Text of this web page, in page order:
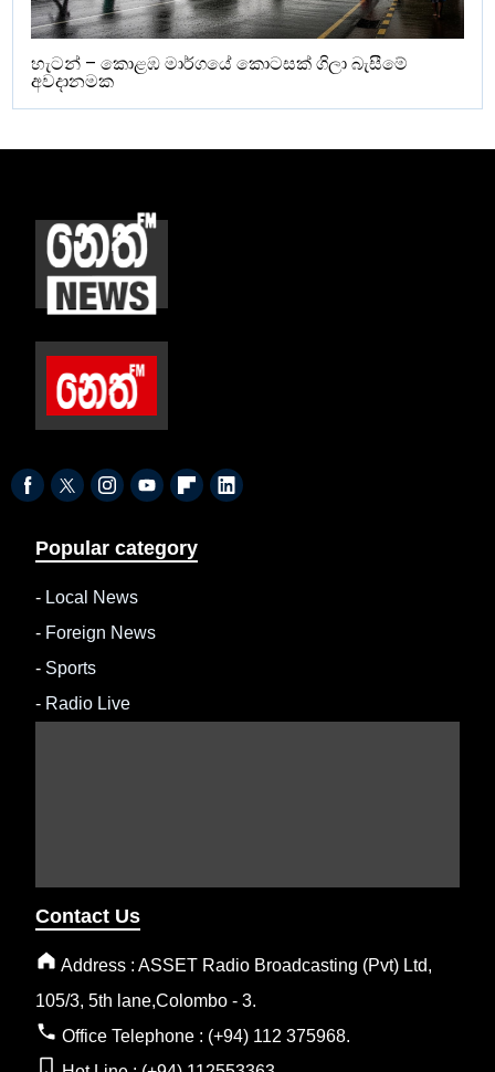
හැටන් – කොළඹ මාර්ගයේ කොටසක් ගිලා බැසීමේ
අවදානමක
Popular category
- Local News
- Foreign News
- Sports
- Radio Live
Contact Us
Address : ASSET Radio Broadcasting (Pvt) Ltd,
105/3, 5th lane,Colombo - 3.
Office Telephone : (+94) 112 375968.